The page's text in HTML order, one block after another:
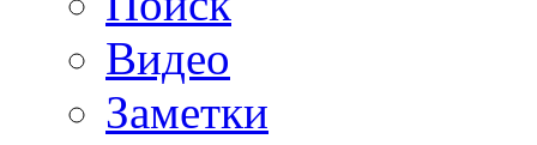
Видео
Заметки